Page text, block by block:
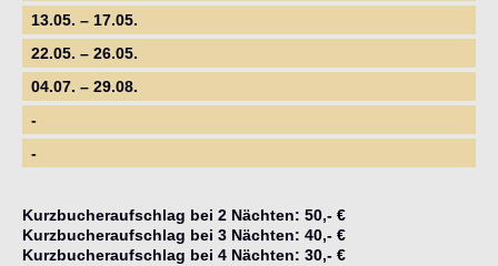
13.05. – 17.05.
22.05. – 26.05.
04.07. – 29.08.
-
-
Kurzbucheraufschlag bei 2 Nächten: 50,- €
Kurzbucheraufschlag bei 3 Nächten: 40,- €
Kurzbucheraufschlag bei 4 Nächten: 30,- €